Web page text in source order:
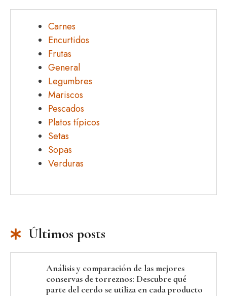
Carnes
Encurtidos
Frutas
General
Legumbres
Mariscos
Pescados
Platos típicos
Setas
Sopas
Verduras
Últimos posts
Análisis y comparación de las mejores
conservas de torreznos: Descubre qué
parte del cerdo se utiliza en cada producto